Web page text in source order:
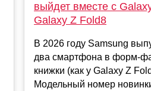
выйдет вместе с
Galaxy Z Fold8
В 2026 году Samsung
два смартфона в форм-
книжки (как у Galaxy Z
Модельный номер